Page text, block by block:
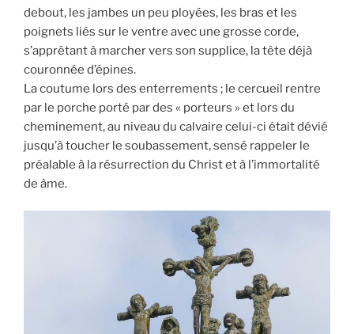
debout, les jambes un peu ployées, les bras et les
poignets liés sur le ventre avec une grosse corde,
s’apprêtant à marcher vers son supplice, la tête déjà
couronnée d’épines.
La coutume lors des enterrements ; le cercueil rentre
par le porche porté par des « porteurs » et lors du
cheminement, au niveau du calvaire celui-ci était dévié
jusqu’à toucher le soubassement, sensé rappeler le
préalable à la résurrection du Christ et à l’immortalité
de âme.